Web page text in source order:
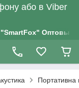
або в Viber
Оптовым
Портативна